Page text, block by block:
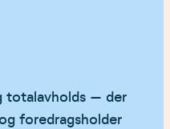
totalavholds – der
foredragsholder